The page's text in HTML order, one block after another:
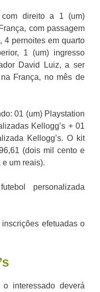
direito a 1 (um)
com passagem
4 pernoites em quarto
1 (um) ingresso
David Luiz, a ser
França, no mês de
01 (um) Playstation
Kellogg’s + 01
Kellogg’s. O kit
(dois mil cento e
um reais).
personalizada
efetuadas o
interessado deverá